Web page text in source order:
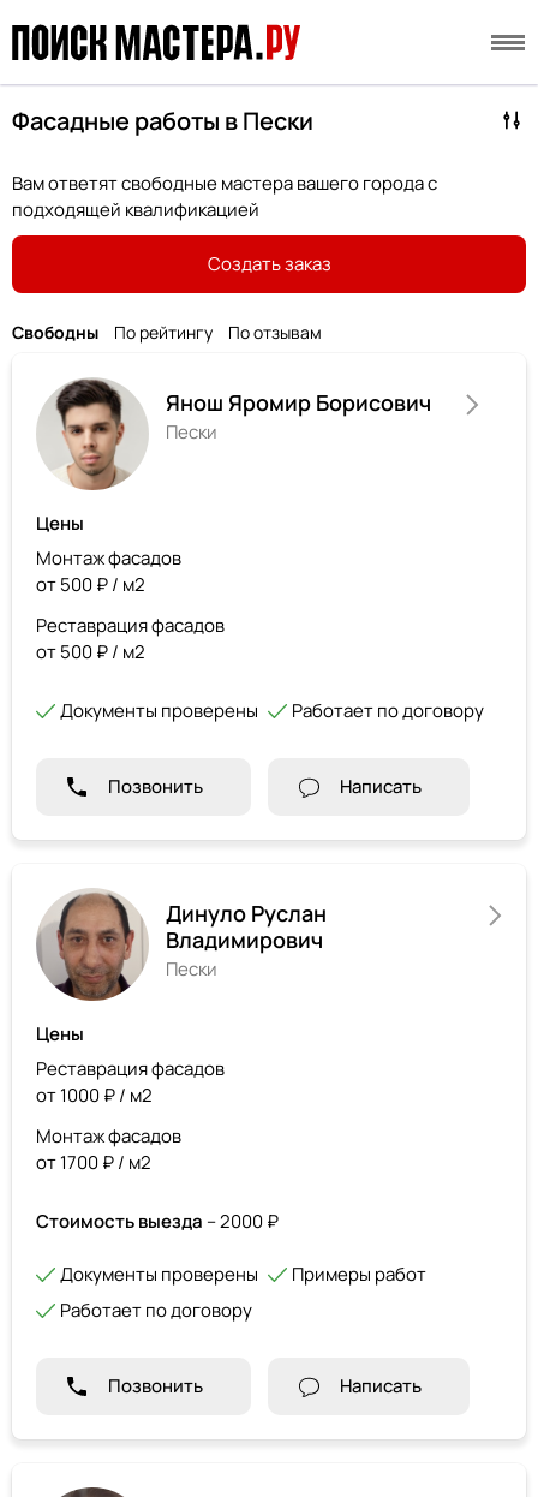
Фасадные работы в Пески
Вам ответят свободные мастера вашего города с
подходящей квалификацией
Создать заказ
Свободны По рейтингу По отзывам
Янош Яромир Борисович
Пески
Цены
Монтаж фасадов
от 500 ₽ / м2
Реставрация фасадов
от 500 ₽ / м2
Документы проверены Работает по договору
Позвонить Написать
Динуло Руслан
Владимирович
Пески
Цены
Реставрация фасадов
от 1000 ₽ / м2
Монтаж фасадов
от 1700 ₽ / м2
Стоимость выезда – 2000 ₽
Документы проверены
Примеры работ
Работает по договору
Позвонить Написать